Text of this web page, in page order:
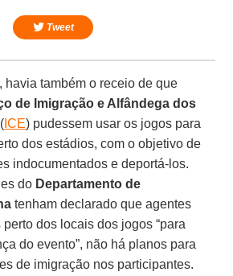
Tweet
havia também o receio de que
de Imigração e Alfândega dos
( ICE) pudessem usar os jogos para
dos estádios, com o objetivo de
indocumentados e deportá-los.
do Departamento de
tenham declarado que agentes
dos locais dos jogos “para
do evento”, não há planos para
de imigração nos participantes.